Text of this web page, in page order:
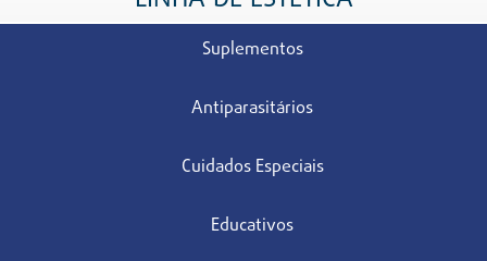
Suplementos
Antiparasitários
Cuidados Especiais
Educativos